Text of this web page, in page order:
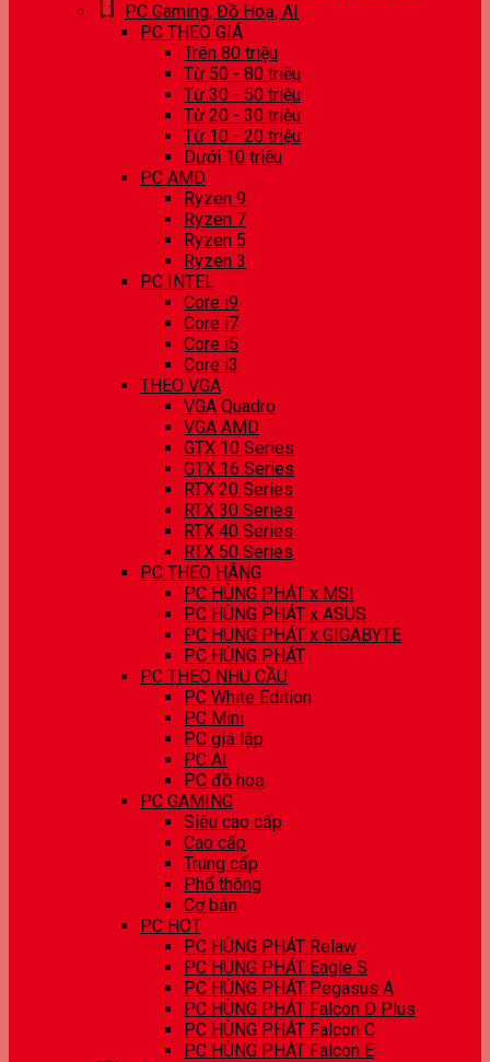
PC Gaming, Đồ Hoạ, AI
PC THEO GIÁ
Trên 80 triệu
Từ 50 - 80 triệu
Từ 30 - 50 triệu
Từ 20 - 30 triệu
Từ 10 - 20 triệu
Dưới 10 triệu
PC AMD
Ryzen 9
Ryzen 7
Ryzen 5
Ryzen 3
PC INTEL
Core i9
Core i7
Core i5
Core i3
THEO VGA
VGA Quadro
VGA AMD
GTX 10 Series
GTX 16 Series
RTX 20 Series
RTX 30 Series
RTX 40 Series
RTX 50 Series
PC THEO HÃNG
PC HÙNG PHÁT x MSI
PC HÙNG PHÁT x ASUS
PC HÙNG PHÁT x GIGABYTE
PC HÙNG PHÁT
PC THEO NHU CẦU
PC White Edition
PC Mini
PC giả lập
PC AI
PC đồ hoạ
PC GAMING
Siêu cao cấp
Cao cấp
Trung cấp
Phổ thông
Cơ bản
PC HOT
PC HÙNG PHÁT Relaw
PC HÙNG PHÁT Eagle S
PC HÙNG PHÁT Pegasus A
PC HÙNG PHÁT Falcon D Plus
PC HÙNG PHÁT Falcon C
PC HÙNG PHÁT Falcon E